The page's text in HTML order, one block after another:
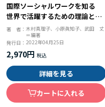
国際ソーシャルワークを知る
世界で活躍するための理論と実
践
著 者：木村真理子、小原眞知子、武田 丈
＝編著
発行日：2022年04月25日
2,970円
詳細を見る
カートに入れる